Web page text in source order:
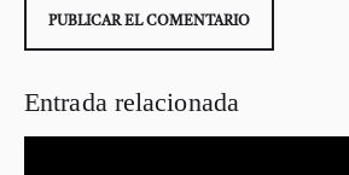
Entrada relacionada